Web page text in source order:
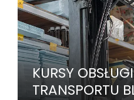
KURSY
TRANSPORTU